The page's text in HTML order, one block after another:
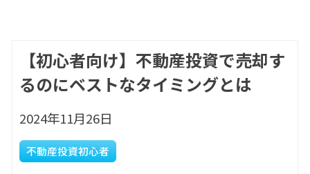
【初心者向け】不動産投資で売却す
るのにベストなタイミングとは
2024年11月26日
不動産投資初心者